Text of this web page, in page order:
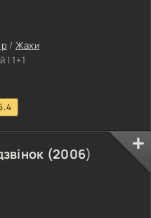
були в жаху, а дівчина
поліцейський
смерті своїх
розслідування ставало
/ Жахи
| 1+1
(2006)